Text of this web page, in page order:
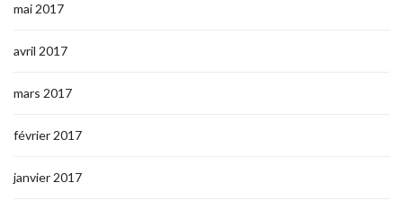
mai 2017
avril 2017
mars 2017
février 2017
janvier 2017